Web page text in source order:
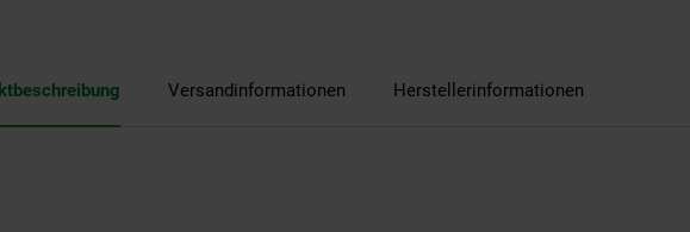
Versandinformationen Herstellerinformationen